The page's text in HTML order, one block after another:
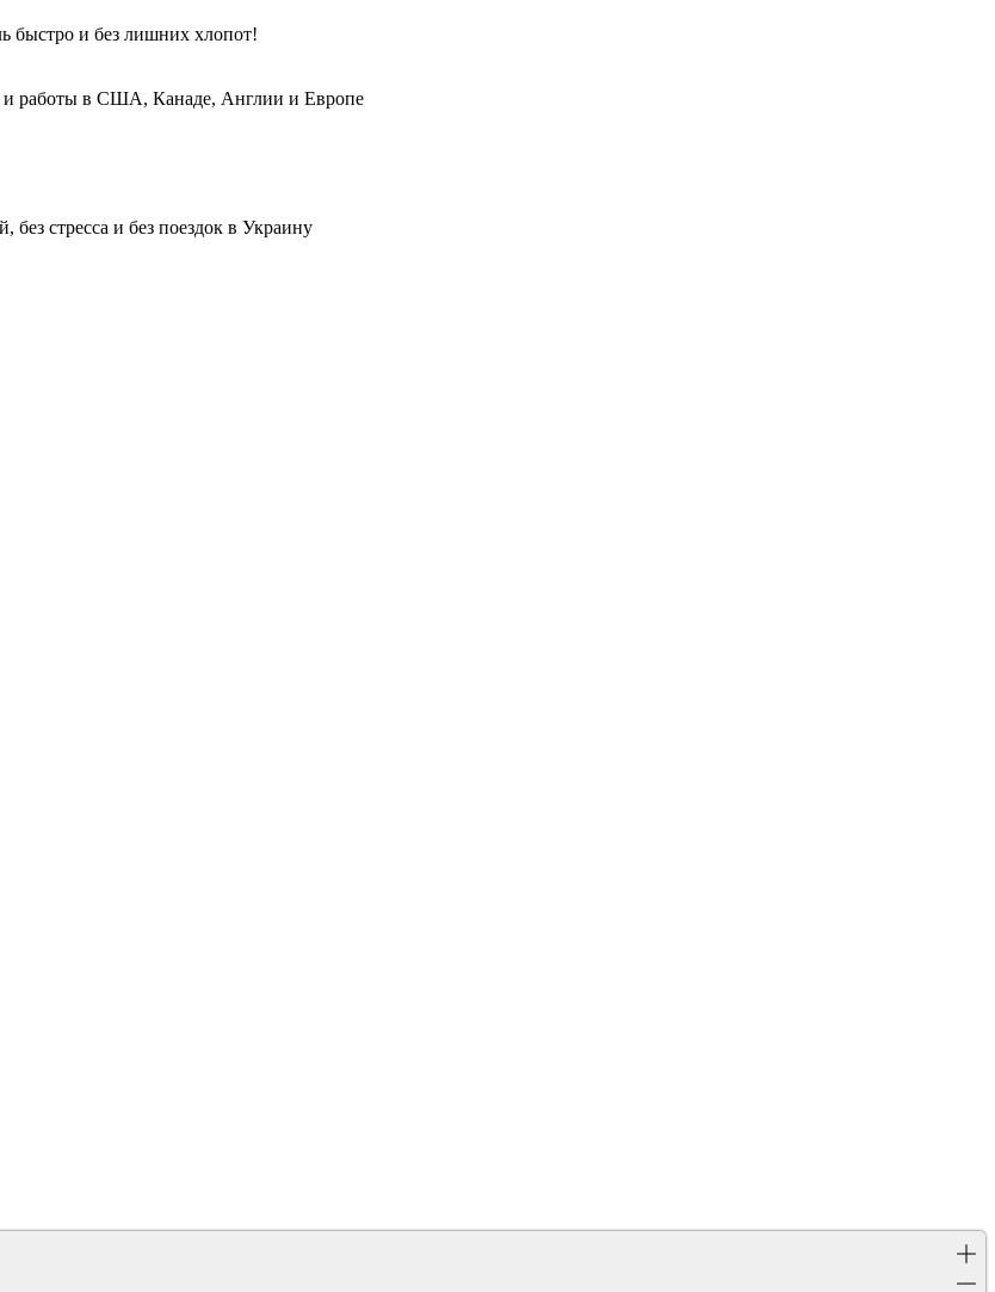
быстро и без лишних хлопот!
и работы в США, Канаде, Англии и Европе
стресса и без поездок в Украину